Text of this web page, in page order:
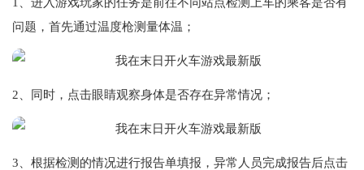
问题，首先通过温度枪测量体温；
2、同时，点击眼睛观察身体是否存在异常情况；
3、根据检测的情况进行报告单填报，异常人员完成报告后点击